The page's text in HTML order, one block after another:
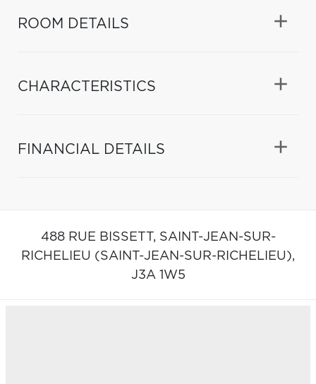
ROOM DETAILS
CHARACTERISTICS
FINANCIAL DETAILS
488 RUE BISSETT, SAINT-JEAN-SUR-
RICHELIEU (SAINT-JEAN-SUR-RICHELIEU),
J3A 1W5